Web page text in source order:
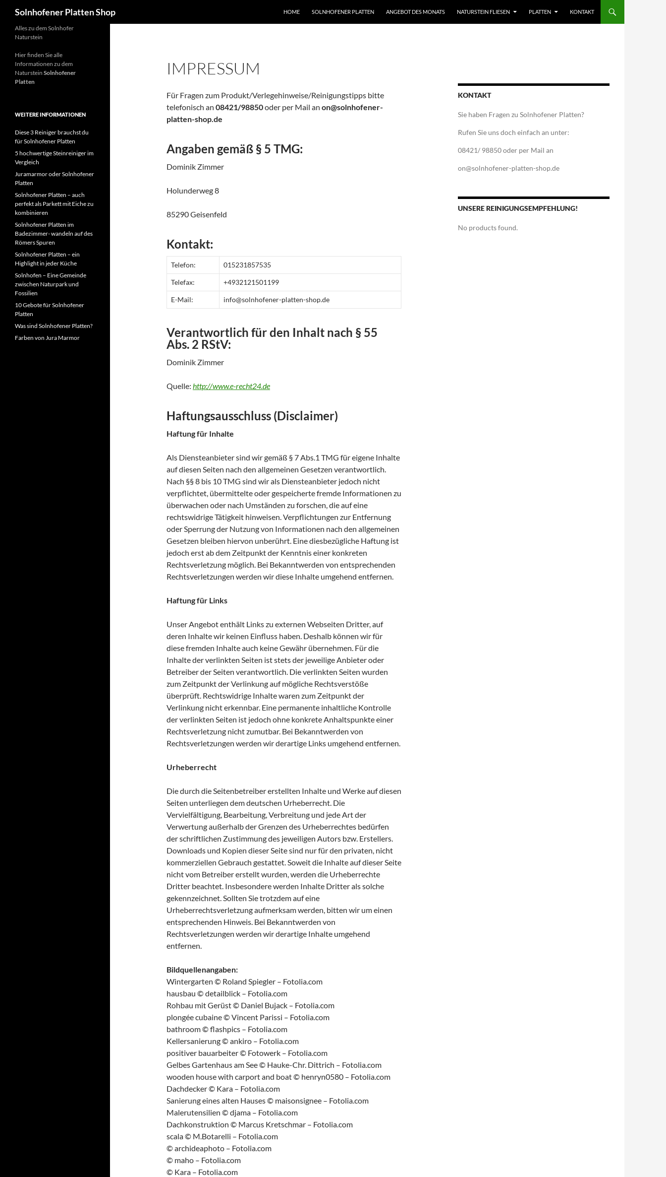
Zum
Inhalt
springen
Solnhofener Platten Shop HOME SOLNHOFENER PLATTEN ANGEBOT DES MONATS NATURSTEIN FLIESEN PLATTEN KONTAKT
IMPRESSUM
Für Fragen zum Produkt/Verlegehinweise/Reinigungstipps bitte
telefonisch an 08421/98850oder per Mail an on@solnhofener-
platten-shop.de
Angaben gemäß § 5 TMG:
Dominik Zimmer
Holunderweg 8
85290 Geisenfeld
Kontakt:
Telefon: 015231857535
Telefax: +4932121501199
E-Mail: info@solnhofener-platten-shop.de
Verantwortlich für den Inhalt nach § 55
Abs. 2 RStV:
Dominik Zimmer
Quelle: http://www.e-recht24.de
Haftungsausschluss (Disclaimer)
Haftung für Inhalte
Als Diensteanbieter sind wir gemäß § 7 Abs.1 TMG für eigene Inhalte
auf diesen Seiten nach den allgemeinen Gesetzen verantwortlich.
Nach §§ 8 bis 10 TMG sind wir als Diensteanbieter jedoch nicht
verpflichtet, übermittelte oder gespeicherte fremde Informationen zu
überwachen oder nach Umständen zu forschen, die auf eine
rechtswidrige Tätigkeit hinweisen. Verpflichtungen zur Entfernung
oder Sperrung der Nutzung von Informationen nach den allgemeinen
Gesetzen bleiben hiervon unberührt. Eine diesbezügliche Haftung ist
jedoch erst ab dem Zeitpunkt der Kenntnis einer konkreten
Rechtsverletzung möglich. Bei Bekanntwerden von entsprechenden
Rechtsverletzungen werden wir diese Inhalte umgehend entfernen.
Haftung für Links
Unser Angebot enthält Links zu externen Webseiten Dritter, auf
deren Inhalte wir keinen Einfluss haben. Deshalb können wir für
diese fremden Inhalte auch keine Gewähr übernehmen. Für die
Inhalte der verlinkten Seiten ist stets der jeweilige Anbieter oder
Betreiber der Seiten verantwortlich. Die verlinkten Seiten wurden
zum Zeitpunkt der Verlinkung auf mögliche Rechtsverstöße
überprüft. Rechtswidrige Inhalte waren zum Zeitpunkt der
Verlinkung nicht erkennbar. Eine permanente inhaltliche Kontrolle
der verlinkten Seiten ist jedoch ohne konkrete Anhaltspunkte einer
Rechtsverletzung nicht zumutbar. Bei Bekanntwerden von
Rechtsverletzungen werden wir derartige Links umgehend entfernen.
Urheberrecht
Die durch die Seitenbetreiber erstellten Inhalte und Werke auf diesen
Seiten unterliegen dem deutschen Urheberrecht. Die
Vervielfältigung, Bearbeitung, Verbreitung und jede Art der
Verwertung außerhalb der Grenzen des Urheberrechtes bedürfen
der schriftlichen Zustimmung des jeweiligen Autors bzw. Erstellers.
Downloads und Kopien dieser Seite sind nur für den privaten, nicht
kommerziellen Gebrauch gestattet. Soweit die Inhalte auf dieser Seite
nicht vom Betreiber erstellt wurden, werden die Urheberrechte
Dritter beachtet. Insbesondere werden Inhalte Dritter als solche
gekennzeichnet. Sollten Sie trotzdem auf eine
Urheberrechtsverletzung aufmerksam werden, bitten wir um einen
entsprechenden Hinweis. Bei Bekanntwerden von
Rechtsverletzungen werden wir derartige Inhalte umgehend
entfernen.
Bildquellenangaben:
Wintergarten © Roland Spiegler – Fotolia.com
hausbau © detailblick – Fotolia.com
Rohbau mit Gerüst © Daniel Bujack – Fotolia.com
plongée cubaine © Vincent Parissi – Fotolia.com
bathroom © flashpics – Fotolia.com
Kellersanierung © ankiro – Fotolia.com
positiver bauarbeiter © Fotowerk – Fotolia.com
Gelbes Gartenhaus am See © Hauke-Chr. Dittrich – Fotolia.com
wooden house with carport and boat © henryn0580 – Fotolia.com
Dachdecker © Kara – Fotolia.com
Sanierung eines alten Hauses © maisonsignee – Fotolia.com
Malerutensilien © djama – Fotolia.com
Dachkonstruktion © Marcus Kretschmar – Fotolia.com
scala © M.Botarelli – Fotolia.com
© archideaphoto – Fotolia.com
© maho – Fotolia.com
© Kara – Fotolia.com
KONTAKT
Sie haben Fragen zu Solnhofener Platten?
Rufen Sie uns doch einfach an unter:
08421/ 98850 oder per Mail an
on@solnhofener-platten-shop.de
UNSERE REINIGUNGSEMPFEHLUNG!
No products found.
Alles zu dem Solnhofer
Naturstein
Hier finden Sie alle
Informationen zu dem
Naturstein Solnhofener
Platten
WEITERE INFORMATIONEN
Diese 3 Reiniger brauchst du
für Solnhofener Platten
5 hochwertige Steinreiniger im
Vergleich
Juramarmor oder Solnhofener
Platten
Solnhofener Platten – auch
perfekt als Parkett mit Eiche zu
kombinieren
Solnhofener Platten im
Badezimmer- wandeln auf des
Römers Spuren
Solnhofener Platten – ein
Highlight in jeder Küche
Solnhofen – Eine Gemeinde
zwischen Naturpark und
Fossilien
10 Gebote für Solnhofener
Platten
Was sind Solnhofener Platten?
Farben von Jura Marmor